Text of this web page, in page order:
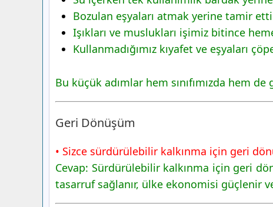
Bozulan eşyaları atmak yerine tamir
Işıkları ve muslukları işimiz bitince
Kullanmadığımız kıyafet ve eşyaları
Bu küçük adımlar hem sınıfımızda hem
Geri Dönüşüm
• Sizce sürdürülebilir kalkınma için geri
Cevap: Sürdürülebilir kalkınma için geri
tasarruf sağlanır, ülke ekonomisi güçlenir